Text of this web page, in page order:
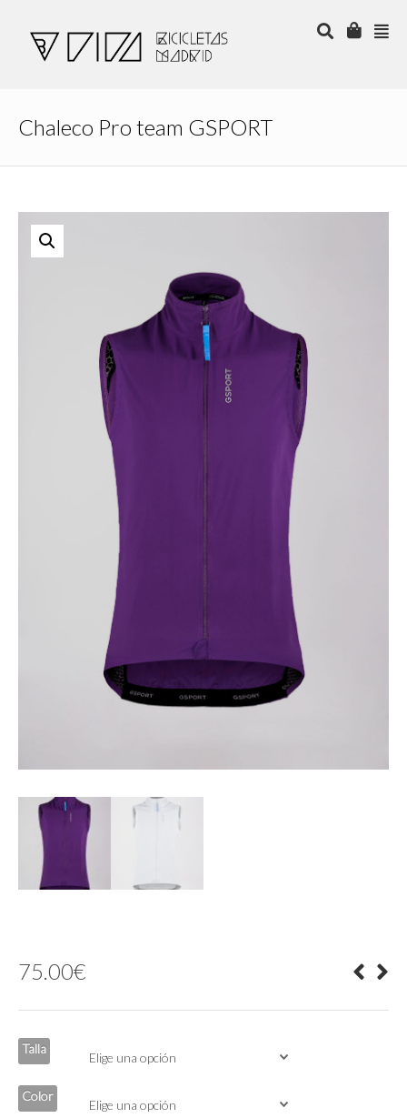
Chaleco Pro team GSPORT
75.00€
Talla
Color